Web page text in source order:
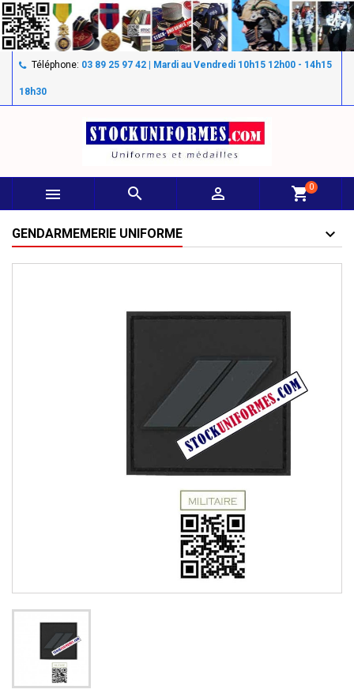
Téléphone: 03 89 25 97 42 | Mardi au Vendredi 10h15 12h00 - 14h15
18h30
   shopping_cart0
GENDARMEMERIE UNIFORME